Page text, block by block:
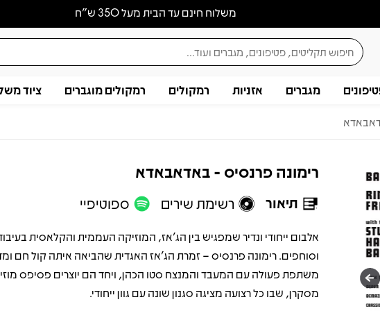
משלוח חינם עד הבית מעל 350 ש״ח
מגברים אזניות רמקולים רמקולים מוגברים ציוד
רימונה פרנסיס - באדאבאדא
תיאור רשימת שירים ספוטיפיי
אלבום ייחודי ונדיר שמפגיש בין הג’אז, המוזיקה העממית והקלאסית
וסוחפים. רימונה פרנסיס – זמרת הג’אז האגדית שהביאה איתה קול חם
משתפת פעולה עם המעבד והמנצח סטו הכהן, ויחד הם יוצרים פסיפס
מסקרן, שבו כל רצועה מציגה סגנון שונה עם גוון ייחודי.